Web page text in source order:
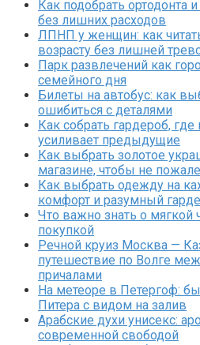
Как подобрать ортодонта
без лишних расходов
ЛПНП у женщин: как
возрасту без лишней
Парк развлечений как
семейного дня
Билеты на автобус: как
ошибиться с деталями
Как собрать гардероб,
усиливает предыдущие
Как выбрать золотое
магазине, чтобы не
Как выбрать одежду на
комфорт и разумный
Что важно знать о мягкой
покупкой
Речной круиз Москва —
путешествие по Волге
причалами
На метеоре в Петергоф:
Питера с видом на залив
Арабские духи унисекс:
современной свободой